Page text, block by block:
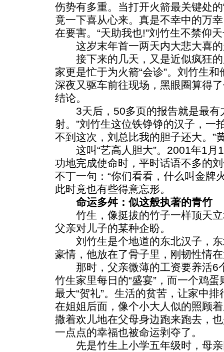
伤势有多重。当打开火箭最关键处
竟一下喜从心来。真是不幸中的万
在要害。“天助我也!”刘竹生不禁仰
这岁末年首一两天内大悲大喜的
接下来的几天，又是近似疯狂的
家更是忙于为火箭“会诊”。刘竹生
深夜又驱车前往现场，黑眼圈算得
结论。
3天后，50多页的报告就是最有
射。”刘竹生这位铁铮铮的汉子，一
不到这次，刘总比我的胆子还大。”
这叫“艺高人胆大”。2001年1月
功地完成使命时，平时话语不多的
不丁一句：“你们看看，什么叫金牌
此时竟也有些得意忘形。
命运多舛：似这般执著的青竹
竹生，像挺拔的竹子一样顶天立
父亲对儿子的某种企盼。
刘竹生是个地道的东北汉子，东
豪情，他放在了骨子里，刚韧性情
那时，父亲微薄的工资要养活6
竹生家里每日的“盛宴”，而一个鸡
最大“贺礼”。生活的贫苦，让家中
在姐姐后面，像个小大人似的照顾
撒着欢儿地在父母身边跑来跑去，
一点点的幸福也被命运剥夺了。
先是竹生上小学五年级时，母亲